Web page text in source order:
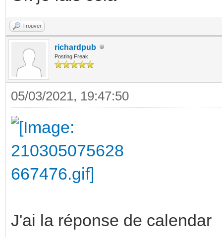
Trouver
richardpub
Posting Freak
05/03/2021, 19:47:50
J'ai la réponse de calendar